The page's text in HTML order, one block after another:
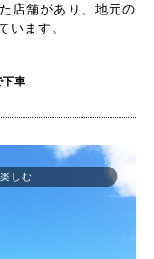
店舗があり、地元の
います。
下車
しむ